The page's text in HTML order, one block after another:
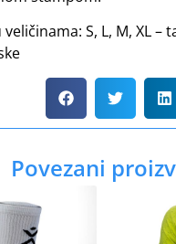
S, L, M, XL –
Povezani